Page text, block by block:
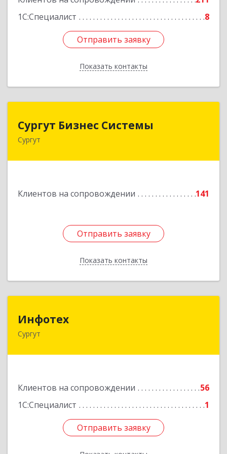
1С:Специалист
8
Отправить заявку
Показать контакты
Отправить заявку
Назад
Сургут Бизнес Системы
Сургут
Клиентов на сопровождении 141
Отправить заявку
Показать контакты
628406, Ханты-Мансийский Автономный округ
Подробнее
Отправить заявку
Назад
Инфотех
Сургут
Клиентов на сопровождении
56
1С:Специалист
1
Отправить заявку
628400, Ханты-Мансийский Автономный округ
Отправить заявку